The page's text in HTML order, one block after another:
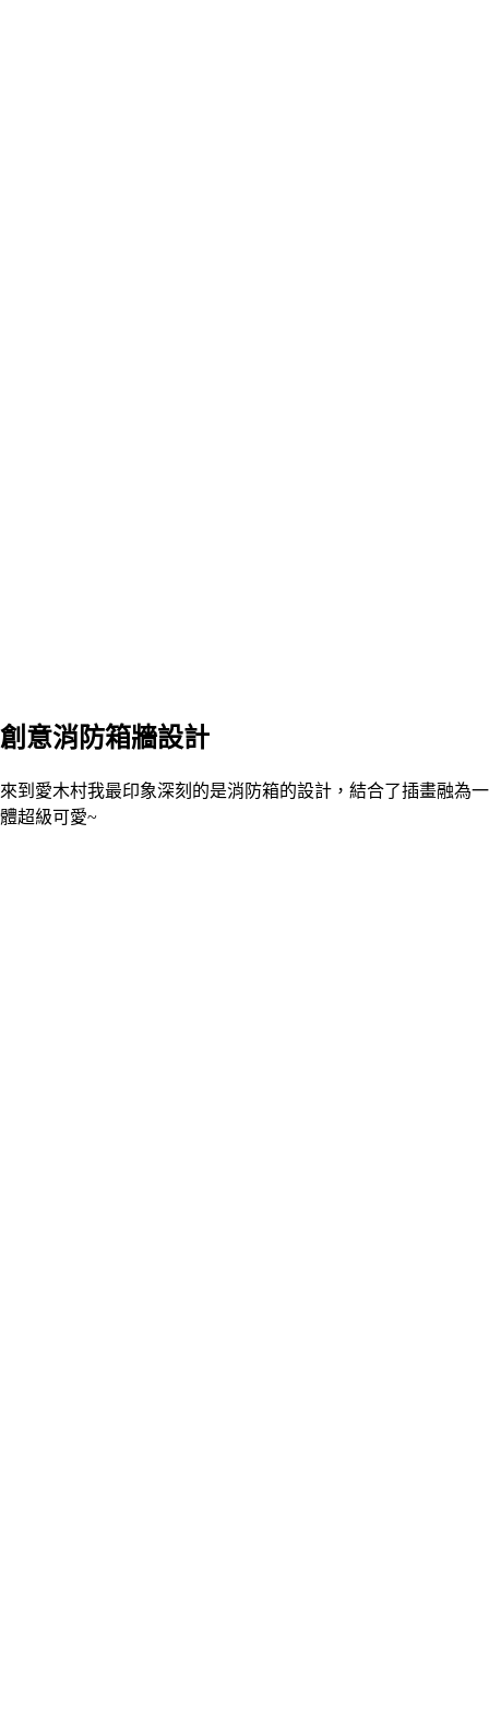
創意消防箱牆設計
來到愛木村我最印象深刻的是消防箱的設計，結合了插畫融為一
體超級可愛~